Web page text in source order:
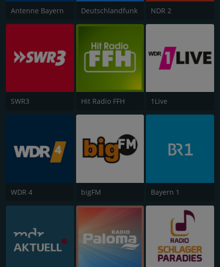
Antenne Bayern Deutschlandfunk NDR 2
SWR3 Hit Radio FFH 1Live
WDR 4 bigFM Bayern 1